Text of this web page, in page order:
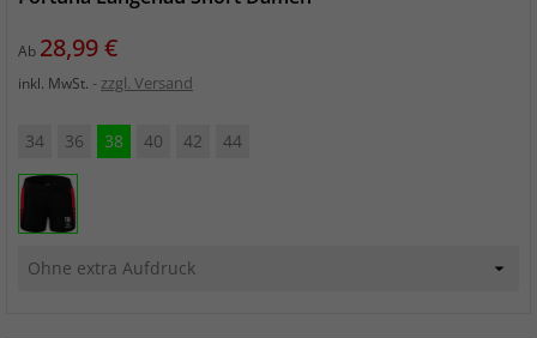
Ab Preis
28,99 €
inkl. MwSt. zzgl. Versand
34 36 38 40 42 44